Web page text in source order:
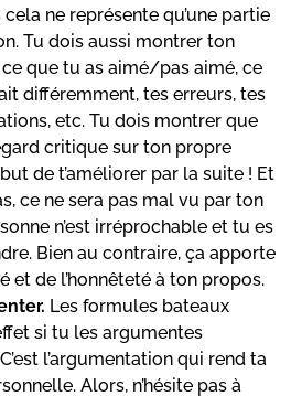
ne représente qu’une partie
Tu dois aussi montrer ton
que tu as aimé/pas aimé, ce
différemment, tes erreurs, tes
etc. Tu dois montrer que
critique sur ton propre
de t’améliorer par la suite ! Et
ce ne sera pas mal vu par ton
n’est irréprochable et tu es
Bien au contraire, ça apporte
et de l’honnêteté à ton propos.
Les formules bateaux
si tu les argumentes
l’argumentation qui rend ta
Alors, n’hésite pas à